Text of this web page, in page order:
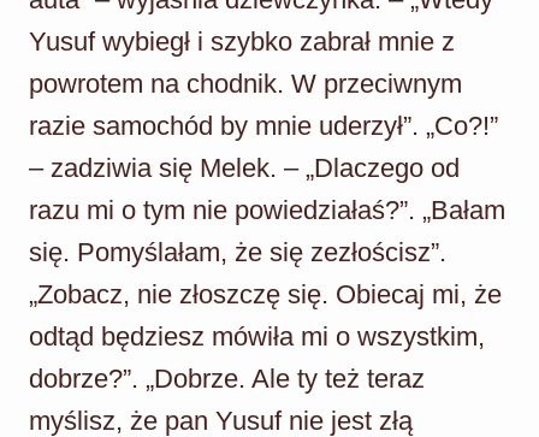
Yusuf wybiegł i szybko zabrał mnie z
powrotem na chodnik. W przeciwnym
razie samochód by mnie uderzył”. „Co?!”
– zadziwia się Melek. – „Dlaczego od
razu mi o tym nie powiedziałaś?”. „Bałam
się. Pomyślałam, że się zezłościsz”.
„Zobacz, nie złoszczę się. Obiecaj mi, że
odtąd będziesz mówiła mi o wszystkim,
dobrze?”. „Dobrze. Ale ty też teraz
myślisz, że pan Yusuf nie jest złą